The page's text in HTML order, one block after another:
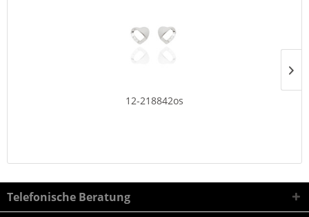
12-218842os
Telefonische Beratung